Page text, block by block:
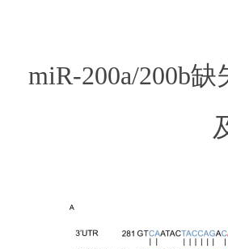
miR-200a/200b